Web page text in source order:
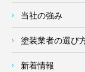
当社の強み
塗装業者の選び
新着情報